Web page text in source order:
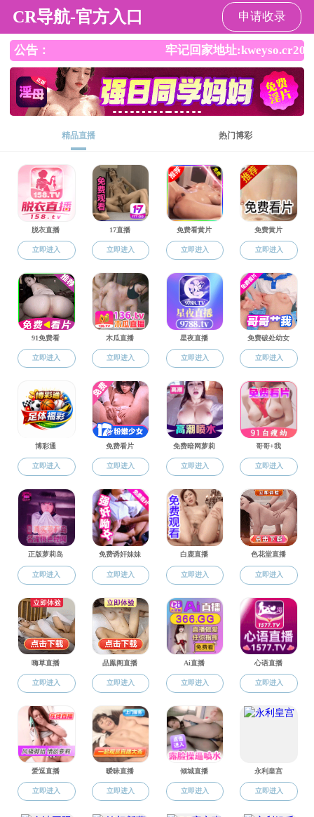
吃瓜网 吃瓜网介绍 师资队伍 人才培
学术报告
学术报告